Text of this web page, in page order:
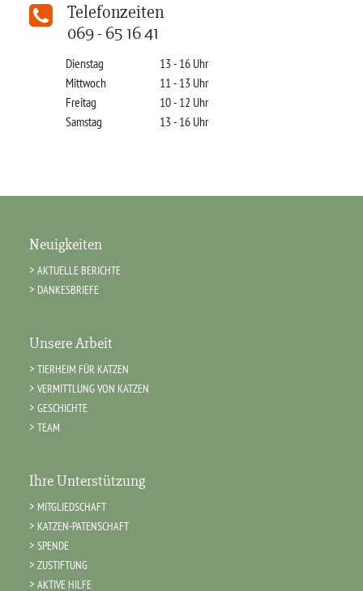
Telefonzeiten
069 - 65 16 41
Dienstag
13 - 16 Uhr
Mittwoch
11 - 13 Uhr
Freitag
10 - 12 Uhr
Samstag
13 - 16 Uhr
Neuigkeiten
AKTUELLE BERICHTE
DANKESBRIEFE
Unsere Arbeit
TIERHEIM FÜR KATZEN
VERMITTLUNG VON KATZEN
GESCHICHTE
TEAM
Ihre Unterstützung
MITGLIEDSCHAFT
KATZEN-PATENSCHAFT
SPENDE
ZUSTIFTUNG
AKTIVE HILFE